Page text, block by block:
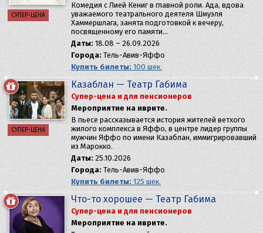
СУПЕР-ЦЕНА
Комедия с Лией Кениг в главной роли. Ада, вдова
уважаемого театрального деятеля Шмуэля
Хаммершлага, занята подготовкой к вечеру,
посвященному его памяти…
Даты: 18.08 – 26.09.2026
Города: Тель-Авив-Яффо
Купить билеты: 100 шек.
СУПЕР-ЦЕНА
Казаблан — Театр Габима
Супер-цена и для пенсионеров
Мероприятие на иврите.
В пьесе рассказывается история жителей ветхого
жилого комплекса в Яффо, в центре лидер группы
мужчин Яффо по имени Казаблан, иммигрировавший
из Марокко.
Даты: 25.10.2026
Города: Тель-Авив-Яффо
Купить билеты: 125 шек.
Что-то хорошее — Театр Габима
Супер-цена и для пенсионеров
Мероприятие на иврите.